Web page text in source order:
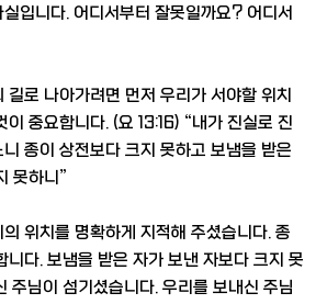
입니다. 어디서부터 잘못일까요? 어디서
길로 나아가려면 먼저 우리가 서야할 위치
이 중요합니다. (요 13:16) “내가 진실로 진
종이 상전보다 크지 못하고 보냄을 받은
못하니”
위치를 명확하게 지적해 주셨습니다. 종
니다. 보냄을 받은 자가 보낸 자보다 크지 못
주님이 섬기셨습니다. 우리를 보내신 주님